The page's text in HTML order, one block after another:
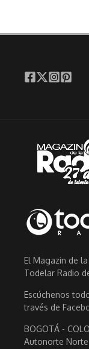
El Magazin de
Todelar Radio
Escúchenos
través de
BOGOTÁ -
Autonorte